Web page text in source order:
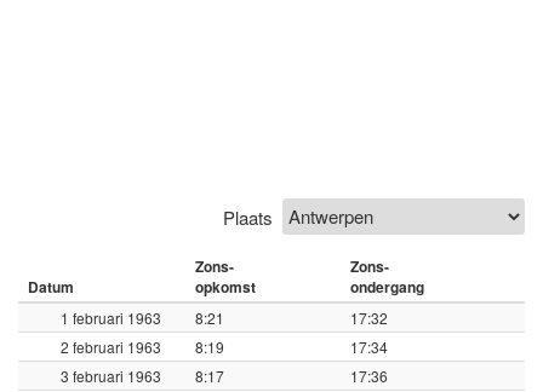
Plaats
Datum
Zons-
opkomst
Zons-
ondergang
1 februari 1963 8:21
17:32
2 februari 1963
8:19
17:34
3 februari 1963
8:17
17:36